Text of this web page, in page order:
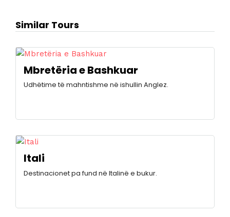
Similar Tours
Mbretëria e Bashkuar
Udhëtime të mahntishme në ishullin Anglez.
Itali
Destinacionet pa fund në Italinë e bukur.